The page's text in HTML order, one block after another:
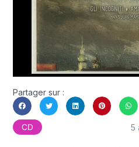
Partager sur :
CD 5